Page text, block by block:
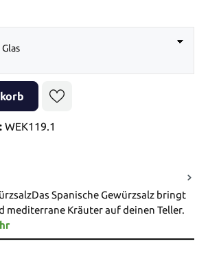
den gewünschten Wert ein oder benutze die
WEK119.1
Spanische Gewürzsalz bringt
mediterrane Kräuter auf deinen Teller.